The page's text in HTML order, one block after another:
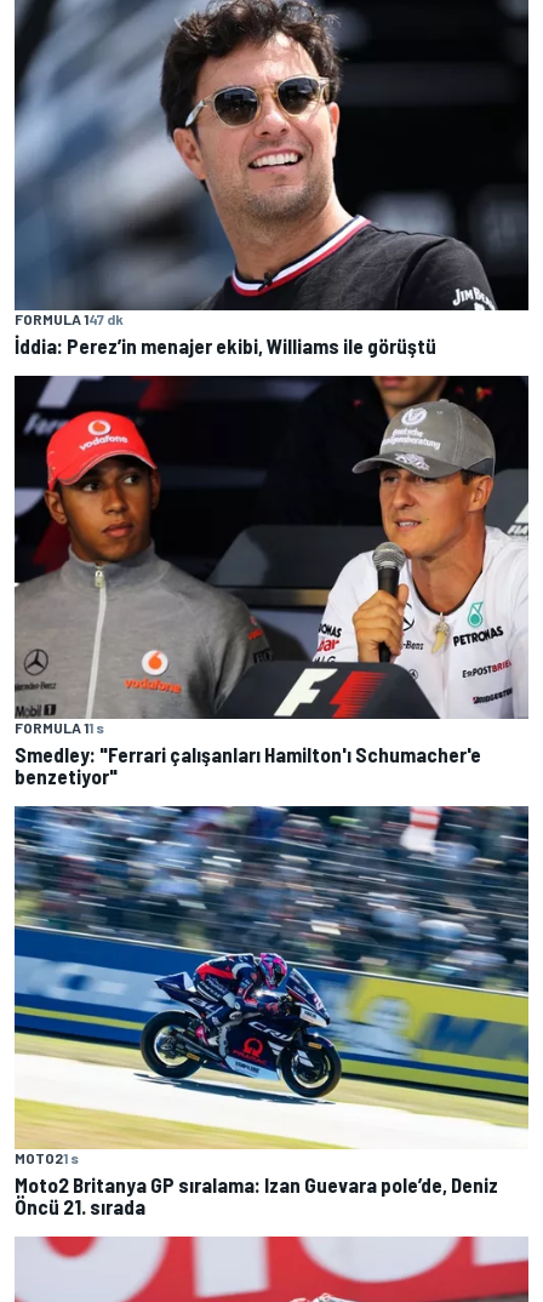
FORMULA 147 dk
İddia: Perez’in menajer ekibi, Williams ile görüştü
FORMULA 11 s
Smedley: "Ferrari çalışanları Hamilton'ı Schumacher'e
benzetiyor"
MOTO21 s
Moto2 Britanya GP sıralama: Izan Guevara pole’de, Deniz
Öncü 21. sırada